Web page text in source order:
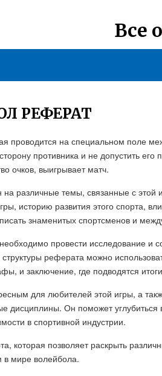
Все
РЕФЕРАТ
проводится на специальном поле
противника и не допустить
очков, выигрывает матч.
различные темы, связанные с этой
историю развития этого спорта,
знаменитых спортсменов и
провести исследование и
реферата можно
и заключение, где подводятся
для любителей этой игры, а
дисциплины. Он поможет
в спортивной индустрии.
которая позволяет раскрыть
в мире волейбола.